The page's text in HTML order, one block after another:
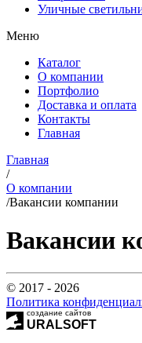
Уличные
Меню
Каталог
О компании
Портфолио
Доставка и оплата
Контакты
Главная
Главная
/
О компании
/Вакансии компании
Вакансии
© 2017 - 2026
Политика
создание сайтов
URALSOFT